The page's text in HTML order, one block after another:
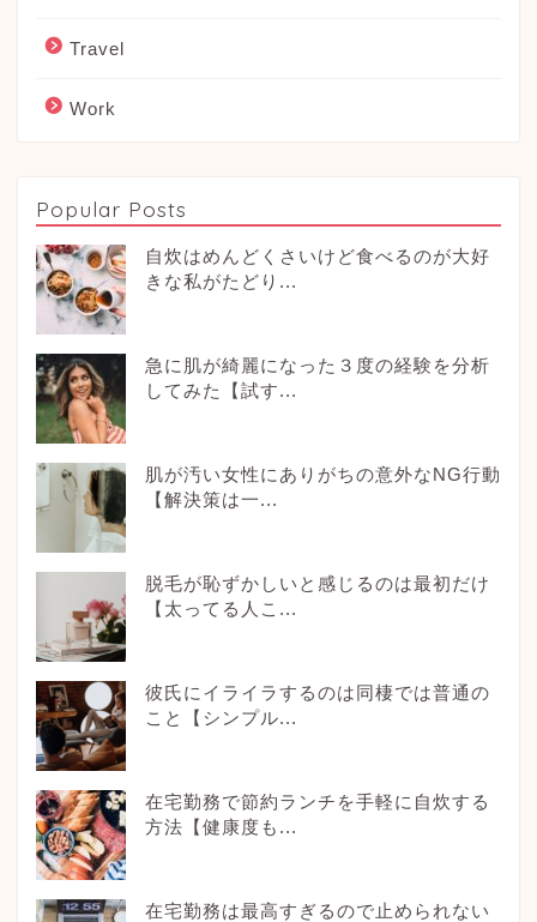
Travel
Work
Popular Posts
自炊はめんどくさいけど食べるのが大好
きな私がたどり...
急に肌が綺麗になった３度の経験を分析
してみた【試す...
肌が汚い女性にありがちの意外なNG行動
【解決策は一...
脱毛が恥ずかしいと感じるのは最初だけ
【太ってる人こ...
彼氏にイライラするのは同棲では普通の
こと【シンプル...
在宅勤務で節約ランチを手軽に自炊する
方法【健康度も...
在宅勤務は最高すぎるので止められない